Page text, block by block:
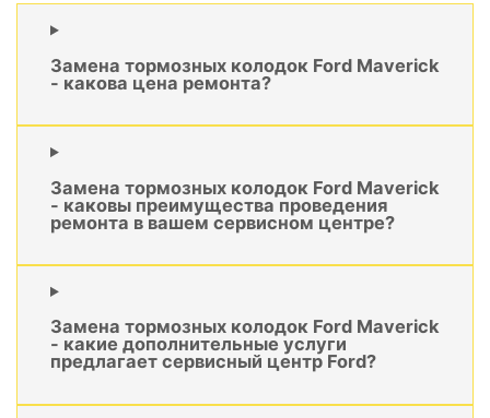
Замена тормозных колодок Ford Maverick
- какова цена ремонта?
Замена тормозных колодок Ford Maverick
- каковы преимущества проведения
ремонта в вашем сервисном центре?
Замена тормозных колодок Ford Maverick
- какие дополнительные услуги
предлагает сервисный центр Ford?